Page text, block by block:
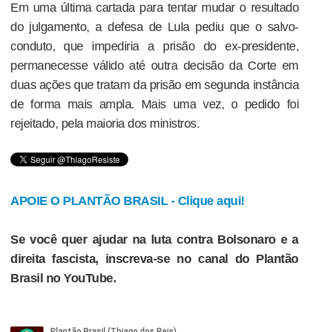
Em uma última cartada para tentar mudar o resultado
do julgamento, a defesa de Lula pediu que o salvo-
conduto, que impediria a prisão do ex-presidente,
permanecesse válido até outra decisão da Corte em
duas ações que tratam da prisão em segunda instância
de forma mais ampla. Mais uma vez, o pedido foi
rejeitado, pela maioria dos ministros.
APOIE O PLANTÃO BRASIL - Clique aqui!
Se você quer ajudar na luta contra Bolsonaro e a
direita fascista, inscreva-se no canal do Plantão
Brasil no YouTube.